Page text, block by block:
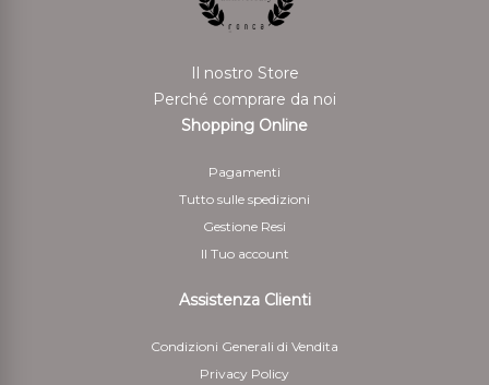
Il nostro Store
Perché comprare da noi
Shopping Online
Pagamenti
Tutto sulle spedizioni
Gestione Resi
Il Tuo account
Assistenza Clienti
Condizioni Generali di Vendita
Privacy Policy